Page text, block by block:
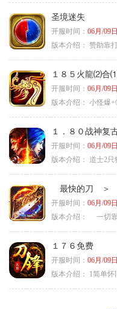
圣境迷失
开服时间： 06月/09日
版本介绍： 赞助靠
１８５火龍⑵合
开服时间： 06月/09日
版本介绍： 小怪爆
１．８０战神复
开服时间： 06月/09日
版本介绍： 道士2只
最快的刀 ＞
开服时间： 06月/09日
版本介绍：
一切靠
１７６免费
开服时间： 06月/09日
版本介绍：
1简单